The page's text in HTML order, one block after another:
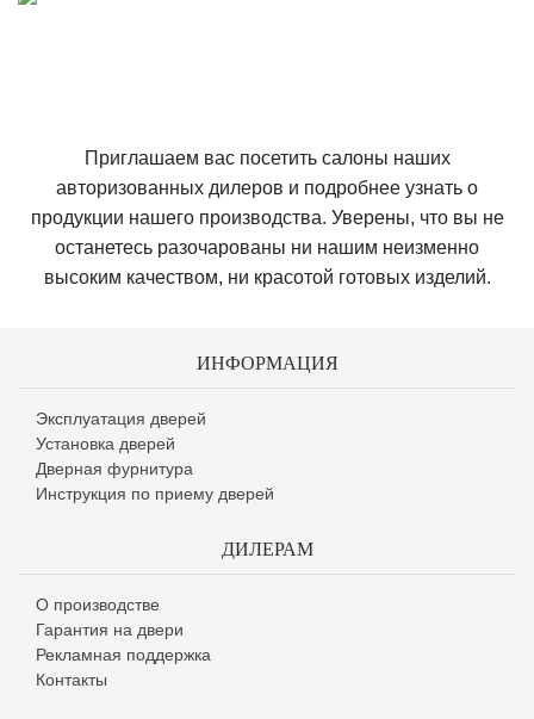
Приглашаем вас посетить салоны наших
авторизованных дилеров и подробнее узнать о
продукции нашего производства. Уверены, что вы не
останетесь разочарованы ни нашим неизменно
высоким качеством, ни красотой готовых изделий.
ИНФОРМАЦИЯ
Эксплуатация дверей
Установка дверей
Дверная фурнитура
Инструкция по приему дверей
ДИЛЕРАМ
О производстве
Гарантия на двери
Рекламная поддержка
Контакты